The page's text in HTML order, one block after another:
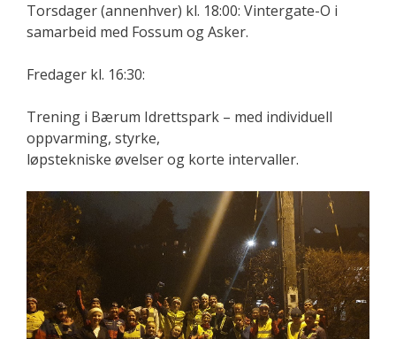
Torsdager (annenhver) kl. 18:00: Vintergate-O i
samarbeid med Fossum og Asker.
Fredager kl. 16:30:
Trening i Bærum Idrettspark – med individuell
oppvarming, styrke,
løpstekniske øvelser og korte intervaller.